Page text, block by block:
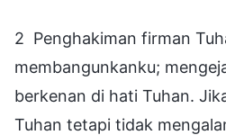
2 Penghakiman firman
membangunkanku;
berkenan di hati Tuhan.
Tuhan tetapi tidak